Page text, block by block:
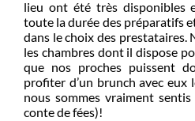
lieu ont été très disponibles
toute la durée des préparatifs
dans le choix des prestataires.
les chambres dont il dispose
que nos proches puissent
profiter d’un brunch avec eux
nous sommes vraiment
conte de fées)!